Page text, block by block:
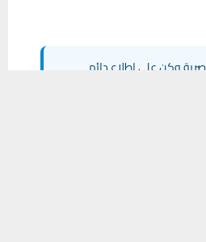
وكن على اطلاع دائم